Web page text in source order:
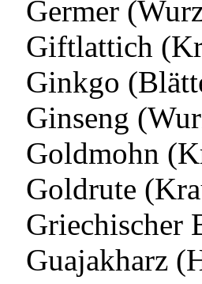
Germer
Giftlattich
Ginkgo
Ginseng
Goldmohn
Goldrute
Griechischer
Guajakharz